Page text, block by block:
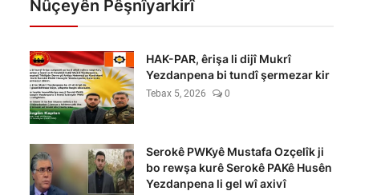
Nûçeyên Pêşnîyarkirî
HAK-PAR, êrişa li dijî Mukrî
Yezdanpena bi tundî şermezar kir
Tebax 5, 2026 0
Serokê PWKyê Mustafa Ozçelîk ji
bo rewşa kurê Serokê PAKê Husên
Yezdanpena li gel wî axivî